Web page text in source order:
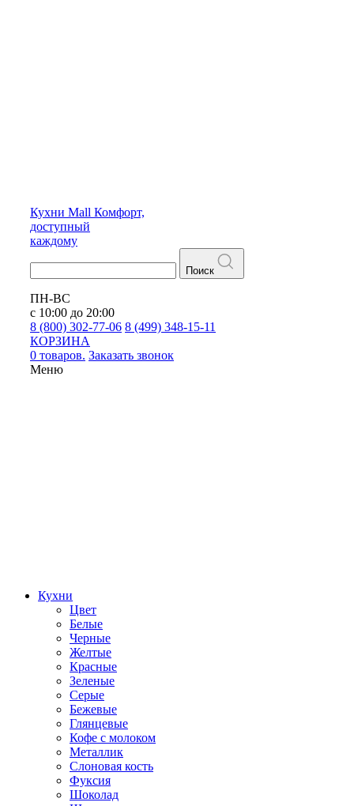
Кухни Mall Комфорт,
доступный
каждому
Поиск
ПН-ВС
с 10:00 до 20:00
8 (800) 302-77-06 8 (499) 348-15-11
КОРЗИНА
0 товаров. Заказать звонок
Меню
Кухни
Цвет
Белые
Черные
Желтые
Красные
Зеленые
Серые
Бежевые
Глянцевые
Кофе с молоком
Металлик
Слоновая кость
Фуксия
Шоколад